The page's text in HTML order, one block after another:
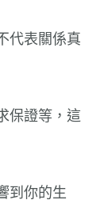
代表關係真
保證等，這
到你的生